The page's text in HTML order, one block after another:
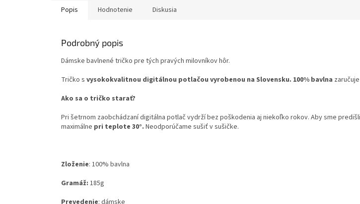
Popis Hodnotenie Diskusia
Podrobný popis
Dámske bavlnené tričko pre tých pravých milovníkov hôr.
Tričko s vysokokvalitnou digitálnou potlačou vyrobenou na Slovensku. 100% bavlna
Ako sa o tričko starať?
Pri šetrnom zaobchádzaní digitálna potlač vydrží bez poškodenia aj niekoľko rokov. Aby sme
maximálne pri teplote 30°. Neodporúčame sušiť v sušičke.
Zloženie: 100% bavlna
Gramáž: 185g